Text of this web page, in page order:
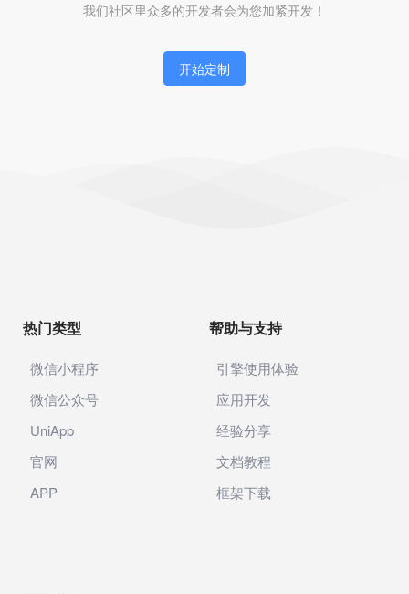
我们社区里众多的开发者会为您加紧开发！
开始定制
热门类型
微信小程序
微信公众号
UniApp
官网
APP
帮助与支持
引擎使用体验
应用开发
经验分享
文档教程
框架下载